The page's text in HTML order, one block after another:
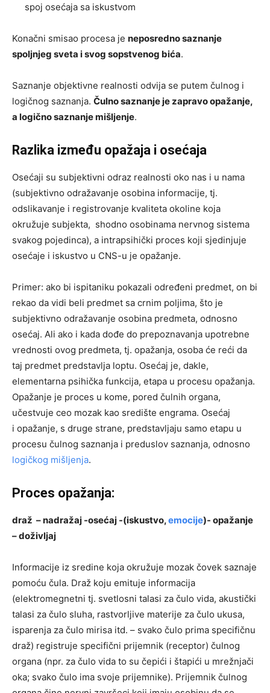
spoj osećaja sa iskustvom
Konačni smisao procesa je neposredno saznanje
spoljnjeg sveta i svog sopstvenog bića.
Saznanje objektivne realnosti odvija se putem čulnog i
logičnog saznanja. Čulno saznanje je zapravo opažanje,
a logično saznanje mišljenje.
Razlika između opažaja i osećaja
Osećaji su subjektivni odraz realnosti oko nas i u nama
(subjektivno odražavanje osobina informacije, tj.
odslikavanje i registrovanje kvaliteta okoline koja
okružuje subjekta, shodno osobinama nervnog sistema
svakog pojedinca), a intrapsihički proces koji sjedinjuje
osećaje i iskustvo u CNS-u je opažanje.
Primer: ako bi ispitaniku pokazali određeni predmet, on bi
rekao da vidi beli predmet sa crnim poljima, što je
subjektivno odražavanje osobina predmeta, odnosno
osećaj. Ali ako i kada dođe do prepoznavanja upotrebne
vrednosti ovog predmeta, tj. opažanja, osoba će reći da
taj predmet predstavlja loptu. Osećaj je, dakle,
elementarna psihička funkcija, etapa u procesu opažanja.
Opažanje je proces u kome, pored čulnih organa,
učestvuje ceo mozak kao središte engrama. Osećaj
i opažanje, s druge strane, predstavljaju samo etapu u
procesu čulnog saznanja i preduslov saznanja, odnosno
logičkog mišljenja.
Proces opažanja:
draž – nadražaj -osećaj -(iskustvo,emocije)- opažanje
– doživljaj
Informacije iz sredine koja okružuje mozak čovek saznaje
pomoću čula. Draž koju emituje informacija
(elektromegnetni tj. svetlosni talasi za čulo vida, akustički
talasi za čulo sluha, rastvorljive materije za čulo ukusa,
isparenja za čulo mirisa itd. – svako čulo prima specifičnu
draž) registruje specifični prijemnik (receptor) čulnog
organa (npr. za čulo vida to su čepići i štapići u mrežnjači
oka; svako čulo ima svoje prijemnike). Prijemnik čulnog